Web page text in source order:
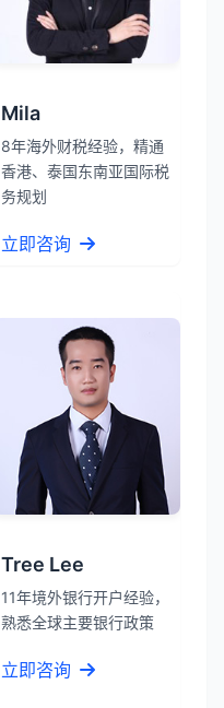
Mila
8年海外财税经验，精通
香港、泰国东南亚国际税
务规划
立即咨询
Tree Lee
11年境外银行开户经验，
熟悉全球主要银行政策
立即咨询